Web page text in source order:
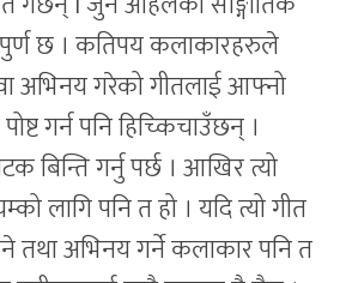
छ । कतिपय कलाकारहरुले
गरेको गीतलाई आफ्नो
गर्न पनि हिच्किचाउँछन् ।
बिन्ति गर्नु पर्छ । आखिर त्यो
लागि पनि त हो । यदि त्यो गीत
अभिनय गर्ने कलाकार पनि त